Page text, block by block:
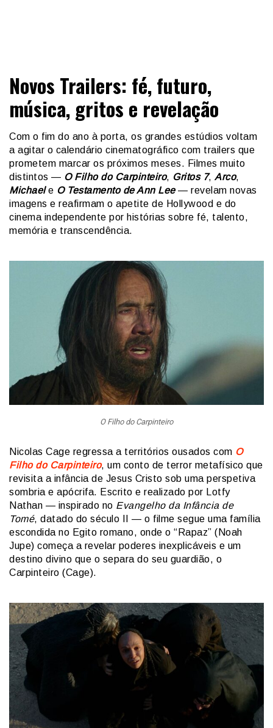
Central Comics
Novos Trailers: fé, futuro,
música, gritos e revelação
Com o fim do ano à porta, os grandes estúdios voltam
a agitar o calendário cinematográfico com trailers que
prometem marcar os próximos meses. Filmes muito
distintos — O Filho do Carpinteiro, Gritos 7, Arco,
Michaele O Testamento de Ann Lee— revelam novas
imagens e reafirmam o apetite de Hollywood e do
cinema independente por histórias sobre fé, talento,
memória e transcendência.
O Filho do Carpinteiro
Nicolas Cage regressa a territórios ousados com O
Filho do Carpinteiro, um conto de terror metafísico que
revisita a infância de Jesus Cristo sob uma perspetiva
sombria e apócrifa. Escrito e realizado por Lotfy
Nathan — inspirado no Evangelho da Infância de
Tomé, datado do século II — o filme segue uma família
escondida no Egito romano, onde o “Rapaz” (Noah
Jupe) começa a revelar poderes inexplicáveis e um
destino divino que o separa do seu guardião, o
Carpinteiro (Cage).